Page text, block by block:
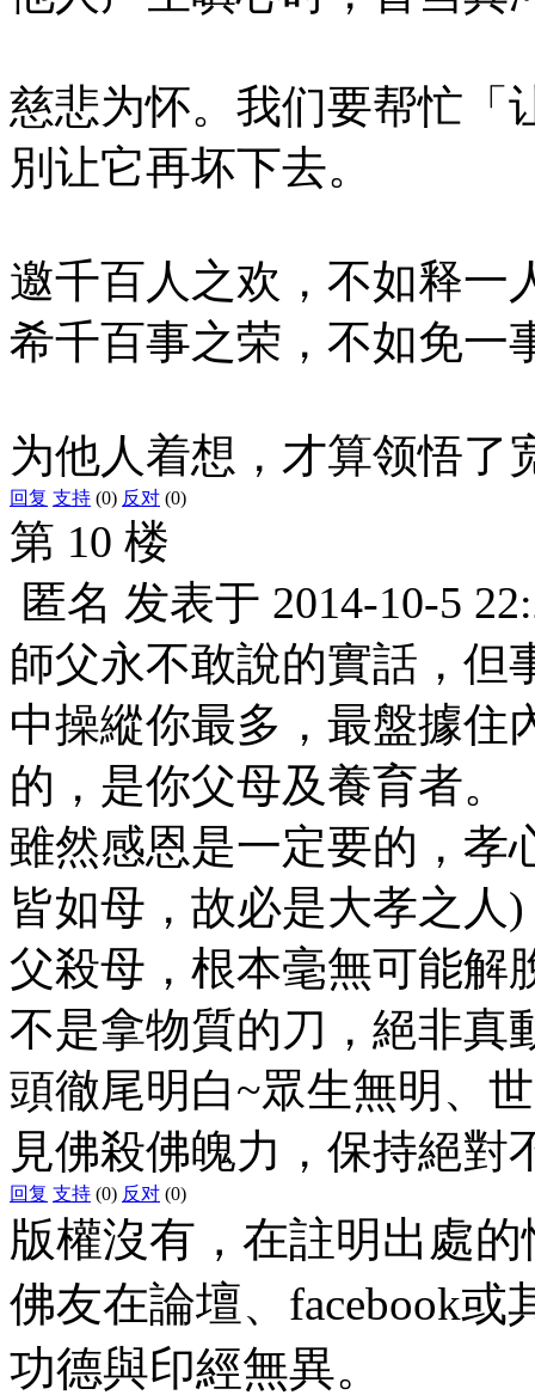
慈悲为怀。我们要帮忙「
別让它再坏下去。
邀千百人之欢，不如释一
希千百事之荣，不如免一
为他人着想，才算领悟了
回复 支持 (0) 反对 (0)
第 10 楼
匿名 发表于 2014-10-5
師父永不敢說的實話，但
中操縱你最多，最盤據住
的，是你父母及養育者。
雖然感恩是一定要的，孝
皆如母，故必是大孝之人
父殺母，根本毫無可能解
不是拿物質的刀，絕非真
頭徹尾明白~眾生無明、
見佛殺佛魄力，保持絕對
回复 支持 (0) 反对 (0)
版權沒有，在註明出處
佛友在論壇、facebook
功德與印經無異。